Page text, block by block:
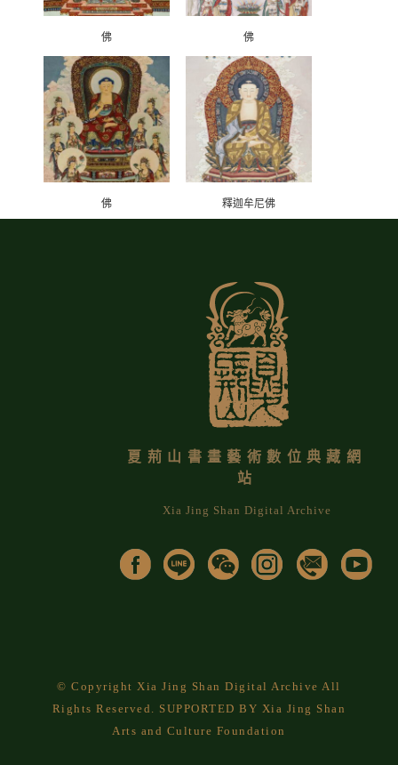
佛 佛
佛 釋迦牟尼佛
夏荊山書畫藝術數位典藏網
站
Xia Jing Shan Digital Archive
© Copyright Xia Jing Shan Digital Archive All
Rights Reserved. SUPPORTED BY Xia Jing Shan
Arts and Culture Foundation